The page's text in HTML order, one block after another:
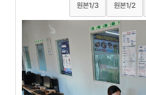
원본1/3 원본1/2